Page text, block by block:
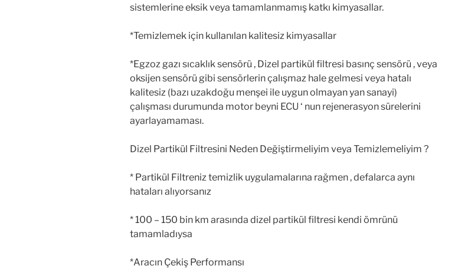
sistemlerine eksik veya tamamlanmamış katkı kimyasallar.
*Temizlemek için kullanılan kalitesiz kimyasallar
*Egzoz gazı sıcaklık sensörü , Dizel partikül filtresi basınç sensörü , veya
oksijen sensörü gibi sensörlerin çalışmaz hale gelmesi veya hatalı
kalitesiz (bazı uzakdoğu menşei ile uygun olmayan yan sanayi)
çalışması durumunda motor beyni ECU ‘ nun rejenerasyon sürelerini
ayarlayamaması.
Dizel Partikül Filtresini Neden Değiştirmeliyim veya Temizlemeliyim ?
* Partikül Filtreniz temizlik uygulamalarına rağmen , defalarca aynı
hataları alıyorsanız
* 100 – 150 bin km arasında dizel partikül filtresi kendi ömrünü
tamamladıysa
*Aracın Çekiş Performansı